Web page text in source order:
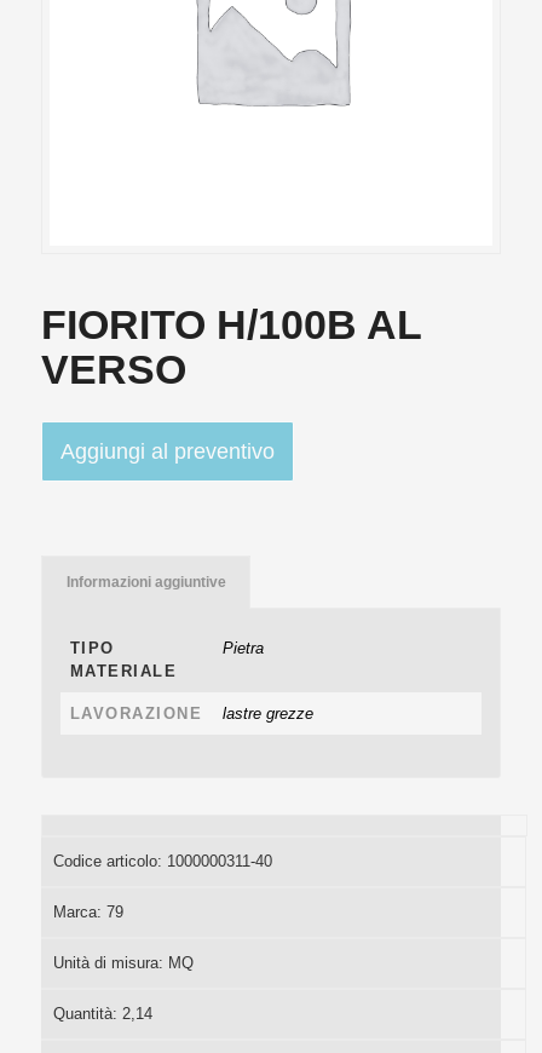
FIORITO H/100B AL
VERSO
Aggiungi al preventivo
Informazioni aggiuntive
TIPO
MATERIALE
Pietra
LAVORAZIONE lastre grezze
Codice articolo: 1000000311-40
Marca: 79
Unità di misura: MQ
Quantità: 2,14